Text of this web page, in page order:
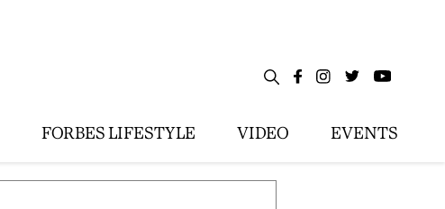
FORBES LIFESTYLE VIDEO EVENTS